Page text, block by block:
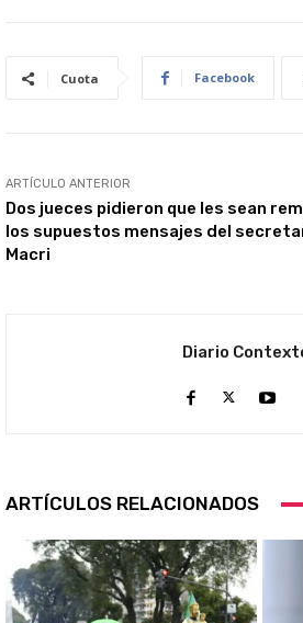
Cuota Facebook
ARTÍCULO ANTERIOR
Dos jueces pidieron que les sean
los supuestos mensajes del
Macri
Diario
ARTÍCULOS RELACIONADOS